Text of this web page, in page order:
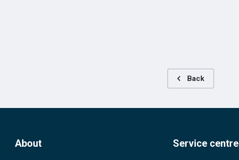
Back
About Service centre